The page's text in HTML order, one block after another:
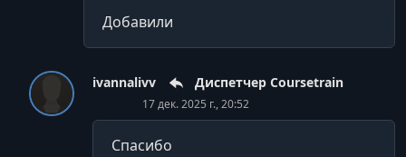
Добавили
ivannalivv Диспетчер Coursetrain
17 дек. 2025 г., 20:52
Спасибо